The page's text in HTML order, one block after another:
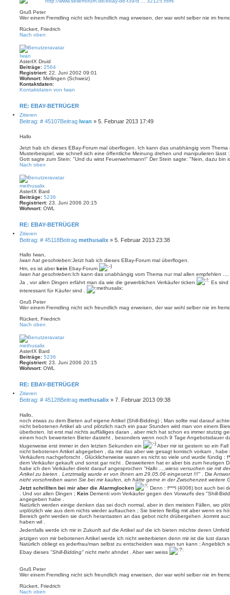
Gruß Peter
Wer einem Fremdling nicht sich freundlich mag erweisen, der war wohl selber nie im
Rückert, Friedrich
Nach oben
Iwan
AsterIX Druid
Beiträge: 2564
Registriert: 22. Juni 2002 09:01
Wohnort: Mellingen (Schweiz)
Kontaktdaten:
Kontaktdaten von Iwan
RE: EBAY-BETRÜGER
Zitieren
Beitrag: # 45107Beitrag Iwan » 5. Februar 2013 17:49
Hallo
Jetzt hab ich dieses EBay-Forum mal überflogen. Ich kann das unabhängig vom Thema
Musterbeispiel, wie schnell sich eine öffentliche Meinung drehen und manipulieren lässt
Gott sagte zum Stein: "Und du wirst Feuerwehrmann!" Der Stein sagte: "Nein, dazu bin
Nach oben
methusalix
AsterIX Bard
Beiträge: 5236
Registriert: 23. Juni 2006 20:15
Wohnort: OWL
RE: EBAY-BETRÜGER
Zitieren
Beitrag: # 45118Beitrag methusalix » 5. Februar 2013 23:38
Hallo Iwan,
Iwan hat geschrieben:Jetzt hab ich dieses EBay-Forum mal überflogen.
Hm, es ist aberkein Ebay-Forum
Iwan hat geschrieben:Ich kann das unabhängig vom Thema nur mal allen empfehlen ....
Ja , vor allen Dingen erfährt man da wie die gewerblichen Verkäufer ticken
Es sind
interessant für Käufer sind .
Gruß Peter
Wer einem Fremdling nicht sich freundlich mag erweisen, der war wohl selber nie im
Rückert, Friedrich
Nach oben
methusalix
AsterIX Bard
Beiträge: 5236
Registriert: 23. Juni 2006 20:15
Wohnort: OWL
RE: EBAY-BETRÜGER
Zitieren
Beitrag: # 45128Beitrag methusalix » 7. Februar 2013 09:38
Hallo,
noch etwas zu dem Bieten auf eigene Artikel (Shill-Bidding) ; Man sollte mal darauf
nicht bebotenen Artikel ab und plötzlich nach ein paar Stunden wird man von einem
überboten. Ist erst mal nichts auffälliges daran , aber mich hat schon es immer stutzig
einem hoch bewerteten Bieter dasteht , besonders wenn noch 9 Tage Angebotsdauer
klugerweise erst immer in den letzten Sekunden ein
Aber mir ist gestern so ein
nicht bebotenen Artikel abgegeben , da mir das aber wie gesagt komisch vorkam ,
Verkäufers nachgeforscht . Glücklicherweise waren es nicht so viele und wurde fündig :
dem Verkäufer gekauft und sonst gar nicht . Desweiteren hat er aber bis zum heutigen
habe ich den Verkäufer direkt darauf angesprochen "Hallo ...,wieso versuchen sie mit
Artikel zu bieten . Letztmalig wurde er von Ihnen am 29.05.06 eingesetzt !!!" . Die
nicht vorschreiben wann Sie bei mir kaufen, ich hätte gerne in der Zwischenzeit weitere
Jetzt schrillten bei mir aber die Alarmglocken
Denn : f***l (4006) bot auch bei
. Und vor allen Dingen ; Kein Dementi vom Verkäufer gegen den Vorwurfs des "Shill-
angegeben habe .
Natürlich werden einige denken das sei doch normal, aber in den meisten Fällen, wo
urplötzlich wie aus dem nichts wieder auftauchen ; Sie bieten fleißig mit aber wenn es
Bereich geht werden sie durch herantasten an das gebot nicht drübergehen ,kommt
haben wil .
Jedenfalls werde ich mir in Zukunft auf die Artikel auf die ich bieten möchte deren
jetzigen von mir bebotenen Artikel werde ich nicht weiterbieten denn mir ist die lust
Natürlich obliegt es jederfrau/man selbst zu entscheiden was man tun kann ; Angeblich
Ebay dieses "Shill-Bidding" nicht mehr ahndet . Aber wer weiss
Gruß Peter
Wer einem Fremdling nicht sich freundlich mag erweisen, der war wohl selber nie im
Rückert, Friedrich
Nach oben